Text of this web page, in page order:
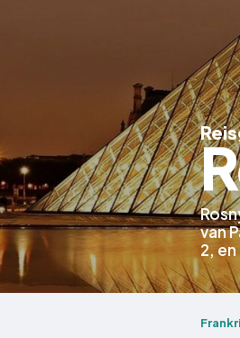
van
2,